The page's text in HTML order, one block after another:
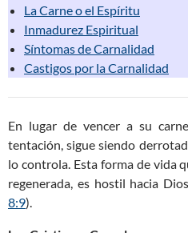
La Carne o el Espíritu
Inmadurez Espiritual
Síntomas de Carnalidad
Castigos por la Carnalidad
En lugar de vencer a su
tentación, sigue siendo
lo controla. Esta forma de vida
regenerada, es hostil hacia
8:9).